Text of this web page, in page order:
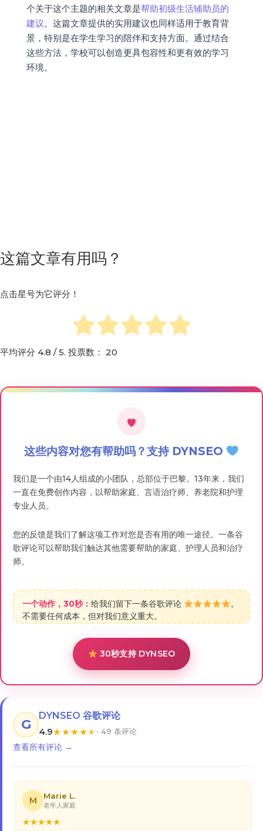
个关于这个主题的相关文章是帮助初级生活辅助员的
建议。这篇文章提供的实用建议也同样适用于教育背
景，特别是在学生学习的陪伴和支持方面。通过结合
这些方法，学校可以创造更具包容性和更有效的学习
环境。
这篇文章有用吗？
点击星号为它评分！
平均评分 4.8 / 5. 投票数： 20
这些内容对您有帮助吗？支持 DYNSEO
我们是一个由14人组成的小团队，总部位于巴黎。13年来，我们
一直在免费创作内容，以帮助家庭、言语治疗师、养老院和护理
专业人员。
您的反馈是我们了解这项工作对您是否有用的唯一途径。一条谷
歌评论可以帮助我们触达其他需要帮助的家庭、护理人员和治疗
师。
一个动作，30秒： 给我们留下一条谷歌评论
。
不需要任何成本，但对我们意义重大。
30秒支持 DYNSEO
G
DYNSEO 谷歌评论
4.9★★★★★ · 49 条评论
查看所有评论 →
M Marie L.
老年人家庭
★★★★★